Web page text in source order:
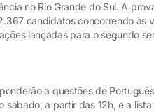
no Rio Grande do Sul. A
candidatos concorrendo às
lançadas para o segundo
a questões de
sábado, a partir das 12h, e a